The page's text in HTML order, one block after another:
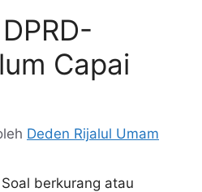
Capai
Deden Rijalul Umam
berkurang atau